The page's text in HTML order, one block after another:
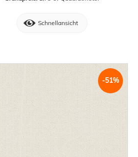
Schnellansicht
-51%